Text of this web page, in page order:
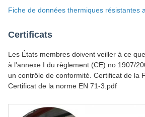
Fiche de données thermiques résistantes
Certificats
Les États membres doivent veiller à ce
à l'annexe I du règlement (CE) no 1907/
un contrôle de conformité. Certificat de la
Certificat de la norme EN 71-3.pdf